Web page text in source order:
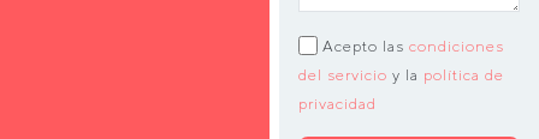
Acepto las condiciones
del servicio y la política de
privacidad